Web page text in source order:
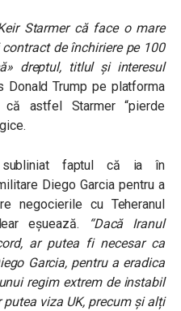
Starmer că face o mare
de închiriere pe 100
dreptul, titlul și interesul
Donald Trump pe platforma
că astfel Starmer “pierde
subliniat faptul că ia în
Diego Garcia pentru a
negocierile cu Teheranul
eșuează.
“Dacă Iranul
ar putea fi necesar ca
Garcia, pentru a eradica
regim extrem de instabil
viza UK, precum și alți